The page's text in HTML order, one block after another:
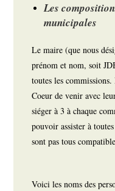
Les
municipales
Le maire (que nous
prénom et nom, soit
toutes les
Coeur de venir avec
siéger à 3 à chaque
pouvoir assister à
sont pas tous
Voici les noms des